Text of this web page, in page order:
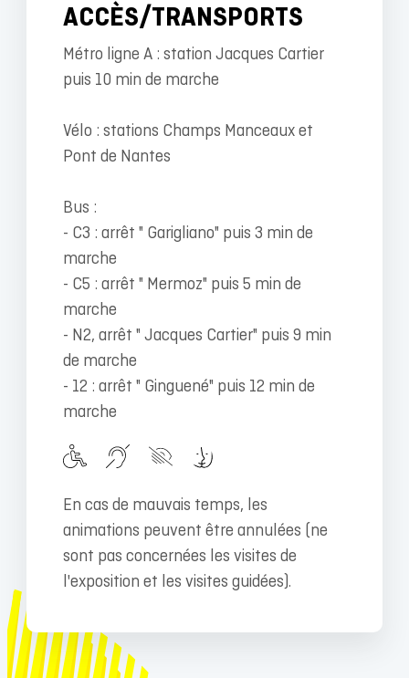
ACCÈS/TRANSPORTS
Métro ligne A : station Jacques Cartier
puis 10 min de marche
Vélo : stations Champs Manceaux et
Pont de Nantes
Bus :
- C3 : arrêt " Garigliano" puis 3 min de
marche
- C5 : arrêt " Mermoz" puis 5 min de
marche
- N2, arrêt " Jacques Cartier" puis 9 min
de marche
- 12 : arrêt " Ginguené" puis 12 min de
marche
En cas de mauvais temps, les
animations peuvent être annulées (ne
sont pas concernées les visites de
l'exposition et les visites guidées).